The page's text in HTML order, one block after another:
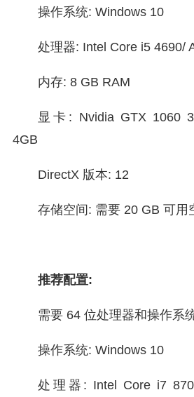
操作系统: Windows 10
处理器: Intel Core i5 4690/
内存: 8 GB RAM
显卡: Nvidia GTX 1060
4GB
DirectX 版本: 12
存储空间: 需要 20 GB 可用
推荐配置:
需要 64 位处理器和操作系
操作系统: Windows 10
处理器: Intel Core i7